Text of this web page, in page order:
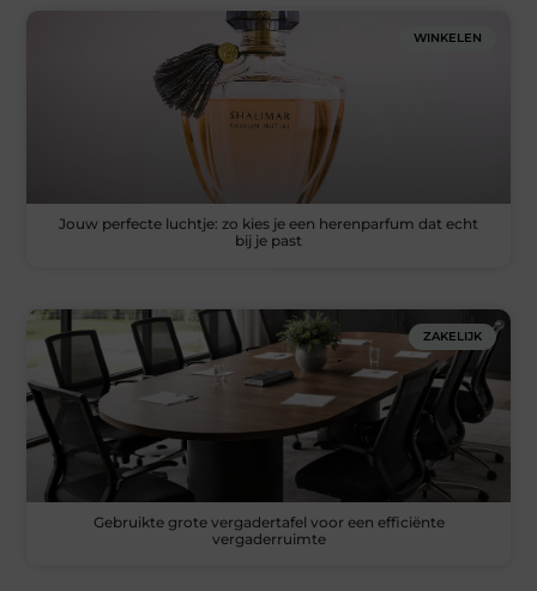
WINKELEN
Jouw perfecte luchtje: zo kies je een herenparfum dat echt
bij je past
ZAKELIJK
Gebruikte grote vergadertafel voor een efficiënte
vergaderruimte